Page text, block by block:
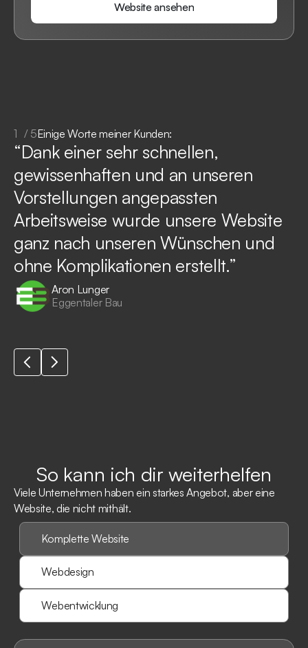
Website ansehen
Website ansehen
1 / 5Einige Worte meiner Kunden:
“Dank einer sehr schnellen,
gewissenhaften und an unseren
Vorstellungen angepassten
Arbeitsweise wurde unsere Website
ganz nach unseren Wünschen und
ohne Komplikationen erstellt.”
Aron Lunger
Eggentaler Bau
So kann ich dir weiterhelfen
Viele Unternehmen haben ein starkes Angebot, aber eine
Website, die nicht mithält.
Komplette Website
Webdesign
Webentwicklung